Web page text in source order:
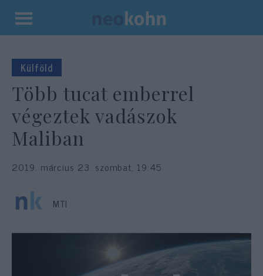
Kilépés
tartalomba
Külföld
Több tucat emberrel
végeztek vadászok
Maliban
2019. március 23. szombat, 19:45
MTI